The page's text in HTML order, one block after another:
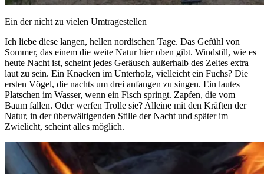
Ein der nicht zu vielen Umtragestellen
Ich liebe diese langen, hellen nordischen Tage. Das Gefühl von
Sommer, das einem die weite Natur hier oben gibt. Windstill, wie es
heute Nacht ist, scheint jedes Geräusch außerhalb des Zeltes extra
laut zu sein. Ein Knacken im Unterholz, vielleicht ein Fuchs? Die
ersten Vögel, die nachts um drei anfangen zu singen. Ein lautes
Platschen im Wasser, wenn ein Fisch springt. Zapfen, die vom
Baum fallen. Oder werfen Trolle sie? Alleine mit den Kräften der
Natur, in der überwältigenden Stille der Nacht und später im
Zwielicht, scheint alles möglich.